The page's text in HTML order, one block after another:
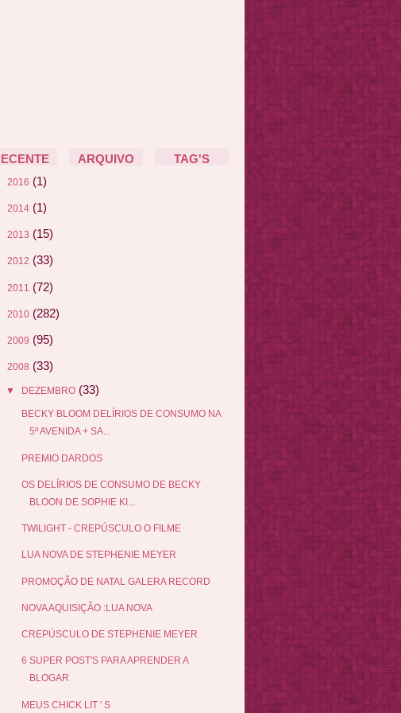
ARQUIVO TAG'S
2016 (1)
2014 (1)
2013 (15)
2012 (33)
2011 (72)
2010 (282)
2009 (95)
2008 (33)
▼ DEZEMBRO (33)
BECKY BLOOM DELÍRIOS DE CONSUMO NA
5º AVENIDA + SA...
PREMIO DARDOS
OS DELÍRIOS DE CONSUMO DE BECKY
BLOON DE SOPHIE KI...
TWILIGHT - CREPÚSCULO O FILME
LUA NOVA DE STEPHENIE MEYER
PROMOÇÃO DE NATAL GALERA RECORD
NOVA AQUISIÇÃO :LUA NOVA
CREPÚSCULO DE STEPHENIE MEYER
6 SUPER POST'S PARA APRENDER A
BLOGAR
MEUS CHICK LIT ' S